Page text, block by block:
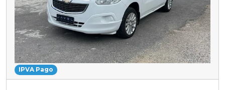
IPVA Pago